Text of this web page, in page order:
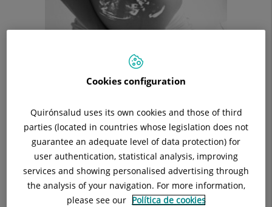
compta amb ginecòlegs, infermeres, llevadores, que ofereixen
Durant la gestació es faran controls ecogràfics rutinaris en
cada etapa. Mitjançant aquests estudis podrem fer un
seguiment del creixement i benestar del nadó dins de l'úter.
Avaluarem el desenvolupament del fetus, la seva posició,
observarem l'estat de la placenta, del líquid amniòtic,
sentirem els seus batecs, estimarem el pes del nadó i
Cookies configuration
Quirónsalud uses its own cookies and those of third
parties (located in countries whose legislation does not
guarantee an adequate level of data protection) for
user authentication, statistical analysis, improving
services and showing personalised advertising through
the analysis of your navigation. For more information,
please see our Política de cookies